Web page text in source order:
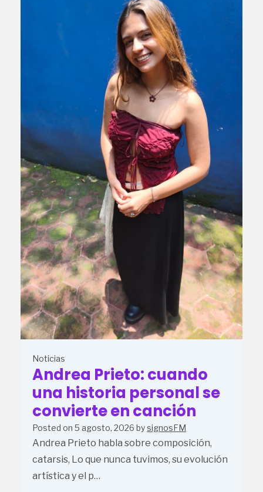
Noticias
Andrea Prieto: cuando
una historia personal se
convierte en canción
Posted on 5 agosto, 2026 bysignosFM
Andrea Prieto habla sobre composición,
catarsis, Lo que nunca tuvimos, su evolución
artística y el p…